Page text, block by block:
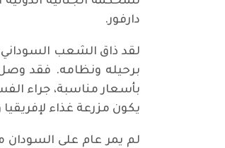
دارفور.
لقد ذاق الشعب السوداني
برحيله ونظامه. فقد وصل
بأسعار مناسبة، جراء
يكون مزرعة غذاء
لم يمر عام على السودان